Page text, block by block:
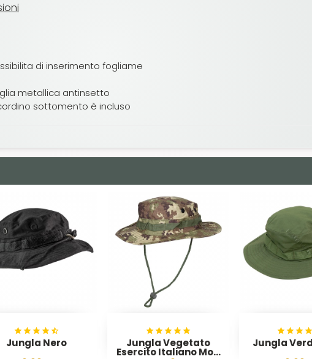
di inserimento fogliame
metallica antinsetto
sottomento è incluso
Jungla Nero
Jungla Vegetato
Esercito Italiano Mod
Jungla